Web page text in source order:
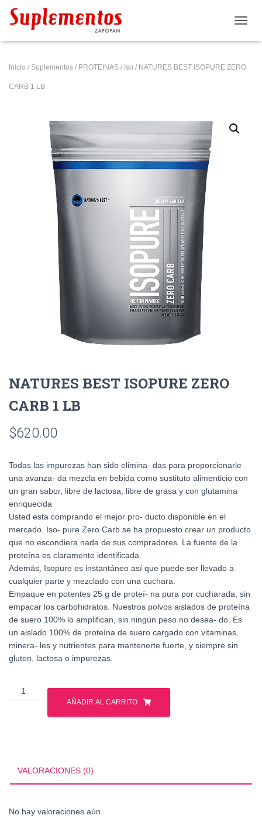
Inicio / Suplementos / PROTEINAS / Iso / NATURES BEST ISOPURE ZERO
CARB 1 LB
NATURES BEST ISOPURE ZERO
CARB 1 LB
$620.00
Todas las impurezas han sido elimina- das para proporcionarle
una avanza- da mezcla en bebida como sustituto alimenticio con
un gran sabor, libre de lactosa, libre de grasa y con glutamina
enriquecida
Usted esta comprando el mejor pro- ducto disponible en el
mercado. Iso- pure Zero Carb se ha propuesto crear un producto
que no escondiera nada de sus compradores. La fuente de la
proteína es claramente identificada.
Además, Isopure es instantáneo así que puede ser llevado a
cualquier parte y mezclado con una cuchara.
Empaque en potentes 25 g de proteí- na pura por cucharada, sin
empacar los carbohidratos. Nuestros polvos aislados de proteína
de suero 100% lo amplifican, sin ningún peso no desea- do. Es
un aislado 100% de proteína de suero cargado con vitaminas,
minera- les y nutrientes para mantenerte fuerte, y siempre sin
gluten, lactosa o impurezas.
NATURES
BEST
AÑADIR AL CARRITO
VALORACIONES (0)
No hay valoraciones aún.